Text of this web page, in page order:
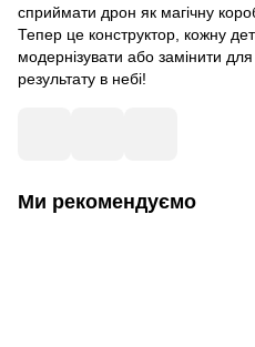
сприймати дрон як магічну
Тепер це конструктор, кожну
модернізувати або замінити
результату в небі!
Ми рекомендуємо